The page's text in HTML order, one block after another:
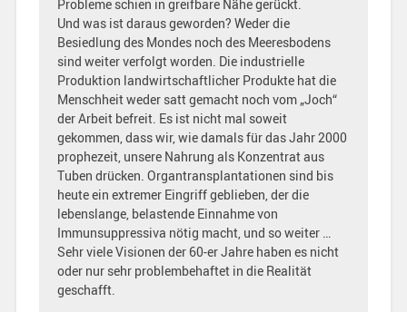
Probleme schien in greifbare Nähe gerückt.
Und was ist daraus geworden? Weder die
Besiedlung des Mondes noch des Meeresbodens
sind weiter verfolgt worden. Die industrielle
Produktion landwirtschaftlicher Produkte hat die
Menschheit weder satt gemacht noch vom „Joch“
der Arbeit befreit. Es ist nicht mal soweit
gekommen, dass wir, wie damals für das Jahr 2000
prophezeit, unsere Nahrung als Konzentrat aus
Tuben drücken. Organtransplantationen sind bis
heute ein extremer Eingriff geblieben, der die
lebenslange, belastende Einnahme von
Immunsuppressiva nötig macht, und so weiter …
Sehr viele Visionen der 60-er Jahre haben es nicht
oder nur sehr problembehaftet in die Realität
geschafft.